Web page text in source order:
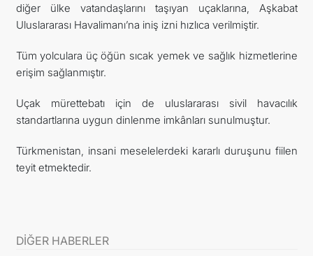
diğer ülke vatandaşlarını taşıyan uçaklarına, Aşkabat
Uluslararası Havalimanı’na iniş izni hızlıca verilmiştir.
Tüm yolculara üç öğün sıcak yemek ve sağlık hizmetlerine
erişim sağlanmıştır.
Uçak mürettebatı için de uluslararası sivil havacılık
standartlarına uygun dinlenme imkânları sunulmuştur.
Türkmenistan, insani meselelerdeki kararlı duruşunu fiilen
teyit etmektedir.
DİĞER HABERLER